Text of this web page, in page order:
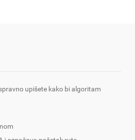
upišete kako bi algoritam